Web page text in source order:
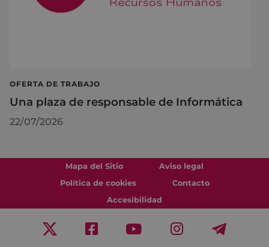
OFERTA DE TRABAJO
Una plaza de responsable de Informática
22/07/2026
Mapa del Sitio
Aviso legal
Política de cookies
Contacto
Accesibilidad